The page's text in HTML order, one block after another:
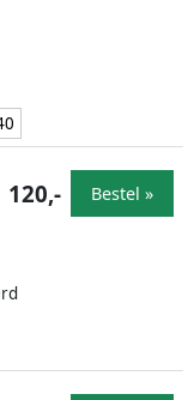
120,- Bestel »